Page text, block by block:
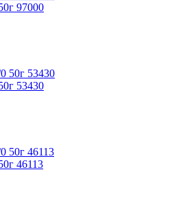
97000
53430
46113